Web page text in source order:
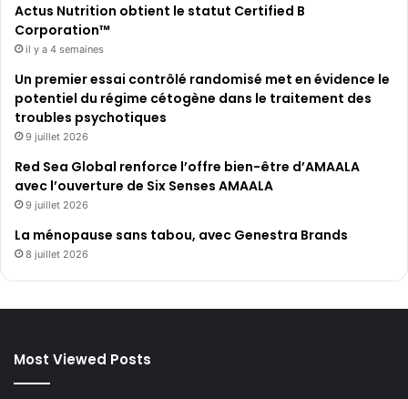
Actus Nutrition obtient le statut Certified B
Corporation™
il y a 4 semaines
Un premier essai contrôlé randomisé met en évidence le
potentiel du régime cétogène dans le traitement des
troubles psychotiques
9 juillet 2026
Red Sea Global renforce l’offre bien-être d’AMAALA
avec l’ouverture de Six Senses AMAALA
9 juillet 2026
La ménopause sans tabou, avec Genestra Brands
8 juillet 2026
Most Viewed Posts